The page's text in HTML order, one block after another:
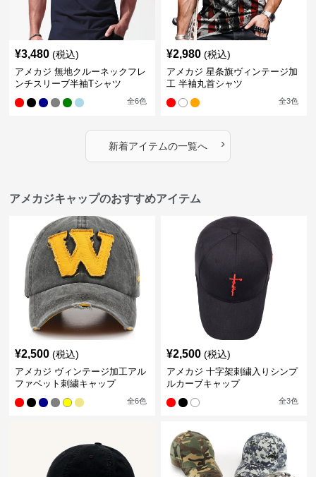
¥3,480 (税込)
アメカジ 無地クルーネックフレ
ンチスリーブ半袖Tシャツ
全6色
¥2,980 (税込)
アメカジ 星条旗ヴィンテージ加
工 半袖丸首シャツ
全3色
新着アイテムの一覧へ ›
アメカジキャップのおすすめアイテム
¥2,500 (税込)
アメカジ ヴィンテージ加工アル
ファベット刺繍キャップ
全6色
¥2,500 (税込)
アメカジ 十字架刺繍入りシンプ
ルカーブキャップ
全3色